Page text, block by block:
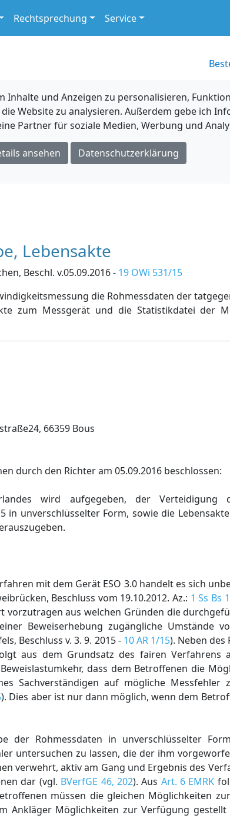
Rechtsprechung Service
Inhalte und Anzeigen zu personalisieren,
Website zu analysieren. Außerdem gebe ich
Partner für soziale Medien, Werbung und
ansehen Datenschutzerklärung
Lebensakte
Beschl. v.05.09.2016 - 19 OWi 531/15
die Rohmessdaten der
zum Messgerät und die Statistikdatei der
66359 Bous
durch den Richter am 05.09.2016 beschlossen:
wird aufgegeben, der Verteidigung
in unverschlüsselter Form, sowie die
mit dem Gerät ESO 3.0 handelt es sich
Beschluss vom 19.10.2012. Az.: 1 Ss Bs
vorzutragen aus welchen Gründen die
Beweiserhebung zugängliche Umstände
Beschluss v. 3. 9. 2015 - 10 AR 1/15). Neben des
aus dem Grundsatz des fairen Verfahrens
dass dem Betroffenen die
Sachverständigen auf mögliche Messfehler
). Dies aber ist nur dann möglich, wenn dem
der Rohmessdaten in unverschlüsselter
untersuchen zu lassen, die der ihm
verwehrt, aktiv am Gang und Ergebnis des
dar (vgl. BVerfGE 46, 202). Aus Art. 6 EMRK
müssen die gleichen Möglichkeiten
Ankläger Möglichkeiten zur Verfügung